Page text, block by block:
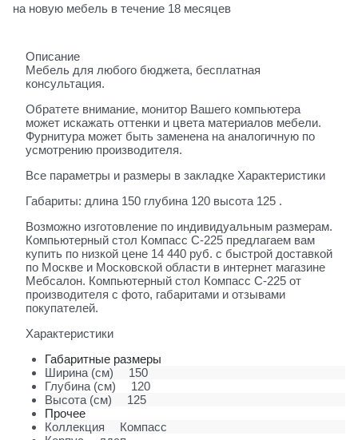
на новую мебель в течение 18 месяцев
Описание
Мебель для любого бюджета, бесплатная
консультация.
Обратете внимание, монитор Вашего компьютера
может искажать оттенки и цвета материалов мебели.
Фурнитура может быть заменена на аналогичную по
усмотрению производителя.
Все параметры и размеры в закладке Характеристики
Габариты: длина 150 глубина 120 высота 125 .
Возможно изготовление по индивидуальным размерам.
Компьютерный стол Компасс С-225 предлагаем вам
купить по низкой цене 14 440 руб. с быстрой доставкой
по Москве и Московской области в интернет магазине
Мебсалон. Компьютерный стол Компасс С-225 от
производителя с фото, габаритами и отзывами
покупателей.
Характеристики
Габаритные размеры
Ширина (см)
150
Глубина (см)
120
Высота (см)
125
Прочее
Коллекция
Компасс